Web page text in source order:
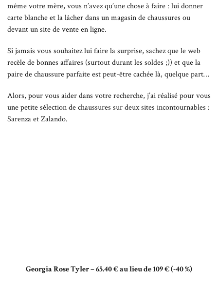
même votre mère, vous n’avez qu’une chose à faire : lui donner
carte blanche et la lâcher dans un magasin de chaussures ou
devant un site de vente en ligne.
Si jamais vous souhaitez lui faire la surprise, sachez que le web
recèle de bonnes affaires (surtout durant les soldes ;)) et que la
paire de chaussure parfaite est peut-être cachée là, quelque part…
Alors, pour vous aider dans votre recherche, j’ai réalisé pour vous
une petite sélection de chaussures sur deux sites incontournables :
Sarenza et Zalando.
Georgia Rose Tyler – 65.40 € au lieu de 109 € (-40 %)